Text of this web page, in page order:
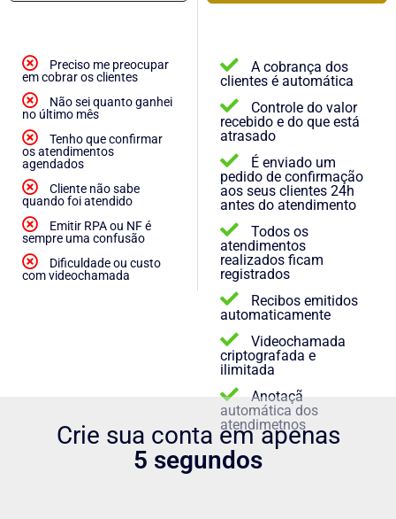
Preciso me preocupar
em cobrar os clientes
Não sei quanto ganhei
no último mês
Tenho que confirmar
os atendimentos
agendados
Cliente não sabe
quando foi atendido
Emitir RPA ou NF é
sempre uma confusão
Dificuldade ou custo
com videochamada
A cobrança dos
clientes é automática
Controle do valor
recebido e do que está
atrasado
É enviado um
pedido de confirmação
aos seus clientes 24h
antes do atendimento
Todos os
atendimentos
realizados ficam
registrados
Recibos emitidos
automaticamente
Videochamada
criptografada e
ilimitada
Anotaçã
automática dos
atendimetnos
Crie sua conta em apenas
5 segundos